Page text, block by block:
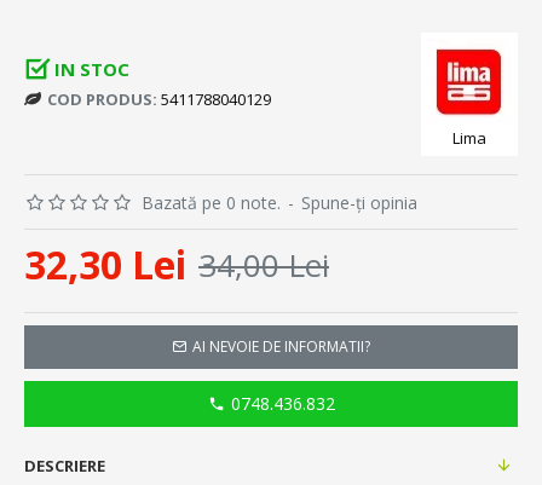
IN STOC
COD PRODUS: 5411788040129
Lima
Bazată pe 0 note. - Spune-ţi opinia
32,30 Lei 34,00 Lei
AI NEVOIE DE INFORMATII?
0748.436.832
DESCRIERE